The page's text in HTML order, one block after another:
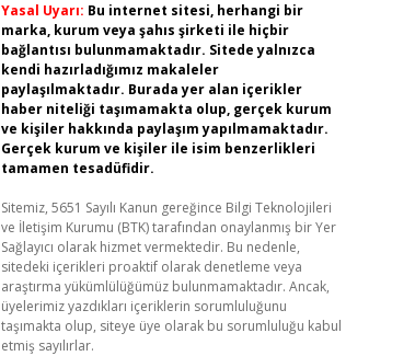
Yasal Uyarı: Bu internet sitesi, herhangi bir
marka, kurum veya şahıs şirketi ile hiçbir
bağlantısı bulunmamaktadır. Sitede yalnızca
kendi hazırladığımız makaleler
paylaşılmaktadır. Burada yer alan içerikler
haber niteliği taşımamakta olup, gerçek kurum
ve kişiler hakkında paylaşım yapılmamaktadır.
Gerçek kurum ve kişiler ile isim benzerlikleri
tamamen tesadüfidir.
Sitemiz, 5651 Sayılı Kanun gereğince Bilgi Teknolojileri
ve İletişim Kurumu (BTK) tarafından onaylanmış bir Yer
Sağlayıcı olarak hizmet vermektedir. Bu nedenle,
sitedeki içerikleri proaktif olarak denetleme veya
araştırma yükümlülüğümüz bulunmamaktadır. Ancak,
üyelerimiz yazdıkları içeriklerin sorumluluğunu
taşımakta olup, siteye üye olarak bu sorumluluğu kabul
etmiş sayılırlar.